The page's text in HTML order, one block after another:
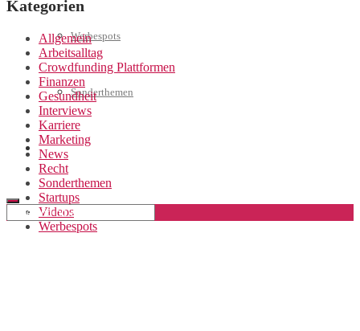
Werbespots
Sonderthemen
Geschäftskonto eröffnen
Kategorien
Allgemein
Arbeitsalltag
Crowdfunding Plattformen
Finanzen
Gesundheit
Interviews
Karriere
Marketing
News
Recht
Sonderthemen
Startups
Videos
Werbespots